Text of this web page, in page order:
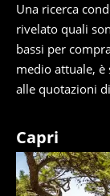
Una ricerca
rivelato quali
bassi per
medio attuale,
alle quotazioni
Capri